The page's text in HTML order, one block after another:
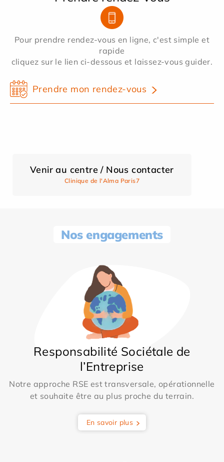
Pour prendre rendez-vous en ligne, c'est simple et
rapide
cliquez sur le lien ci-dessous et laissez-vous guider.
Prendre mon rendez-vous
Venir au centre / Nous contacter
Clinique de l'Alma Paris7
Nos engagements
Responsabilité Sociétale de
l’Entreprise
Notre approche RSE est transversale, opérationnelle
et souhaite être au plus proche du terrain.
En savoir plus